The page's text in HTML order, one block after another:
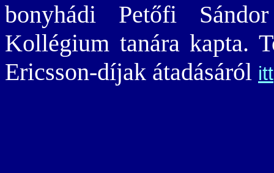
bonyhádi Petőfi
Kollégium tanára kapta.
Ericsson-díjak átadásáról itt